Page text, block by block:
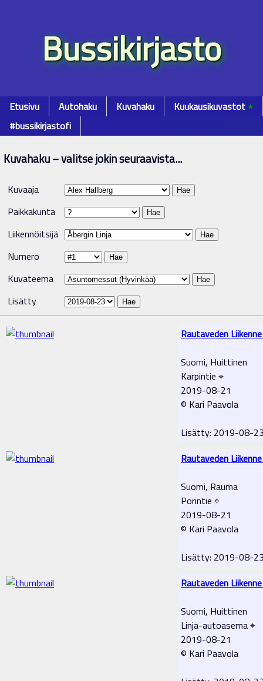
Bussikirjasto
Etusivu Autohaku Kuvahaku Kuukausikuvastot٭
#bussikirjastofi
Kuvahaku – valitse jokin seuraavista...
Kuvaaja
Paikkakunta
Liikennöitsijä
Numero
Kuvateema
Lisätty
Rautaveden
Suomi, Huittinen
Karpintie ⌖
2019-08-21
© Kari Paavola
Lisätty: 2019-08-
Rautaveden
Suomi, Rauma
Porintie ⌖
2019-08-21
© Kari Paavola
Lisätty: 2019-08-
Rautaveden
Suomi, Huittinen
Linja-autoasema ⌖
2019-08-21
© Kari Paavola